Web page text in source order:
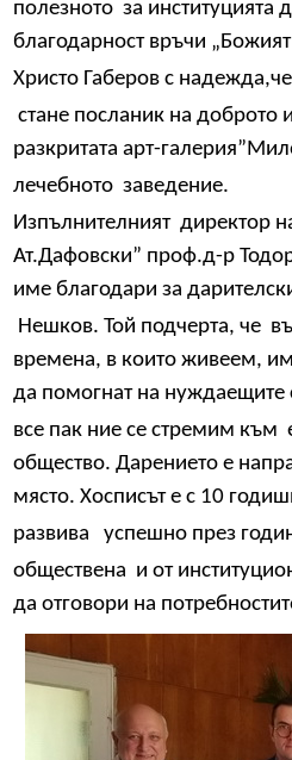
полезното за институцията
благодарност връчи
Христо Габеров с надежда,че
стане посланик на доброто
разкритата арт-
лечебното заведение.
Изпълнителният директор
Ат.Дафовски” проф.д-р
име благодари за
Нешков. Той подчерта, че
времена, в които живеем,
да помогнат на нуждаещите
все пак ние се стремим към
общество. Дарението е
място. Хосписът е с 10
развива
успешно през
обществена и от
да отговори на